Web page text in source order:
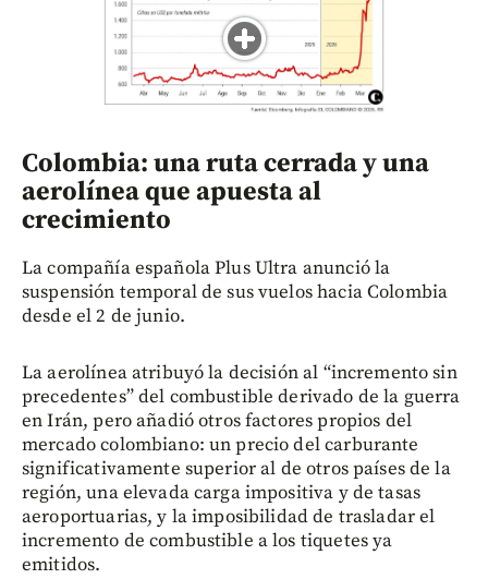
Colombia: una ruta cerrada y una
aerolínea que apuesta al
crecimiento
La compañía española Plus Ultra anunció la
suspensión temporal de sus vuelos hacia Colombia
desde el 2 de junio.
La aerolínea atribuyó la decisión al “incremento sin
precedentes” del combustible derivado de la guerra
en Irán, pero añadió otros factores propios del
mercado colombiano: un precio del carburante
significativamente superior al de otros países de la
región, una elevada carga impositiva y de tasas
aeroportuarias, y la imposibilidad de trasladar el
incremento de combustible a los tiquetes ya
emitidos.